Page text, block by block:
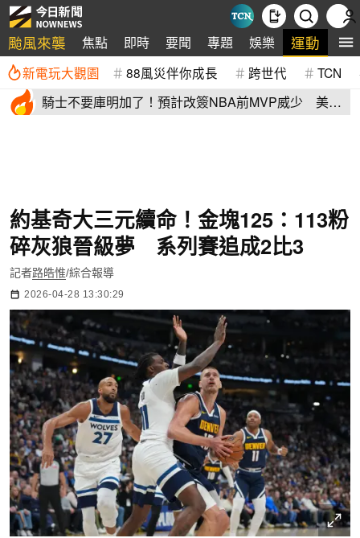
颱風來襲 焦點 即時 要聞 專題 娛樂 運動 全
新電玩大觀園 88風災伴你成長 跨世代 TCN
騎士不要庫明加了！預計改簽NBA前MVP威少 美
約基奇大三元續命！金塊125：113粉
碎灰狼晉級夢 系列賽追成2比3
記者路皓惟/綜合報導
2026-04-28 13:30:29